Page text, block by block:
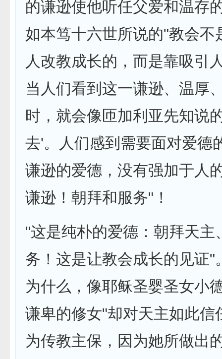
的谦逊使他听任父爱和温存
如本笃十六世所说的"教会不
人改教成长的，而是靠吸引
当人们看到这一谦逊、温厚
时，就会像匝加利亚先知说
去'。人们感到需要面对爱德
谦逊的爱德，没有强加于人
谦逊！朝拜和服务"！
"这是纯朴的爱德：朝拜天主
务！这是让教会成长的见证"
为什么，像耶稣圣婴圣女小
谦卑的修女"却对天主如此信
为传教主保，因为她所做出